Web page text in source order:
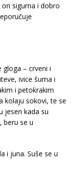
sigurna i dobro
gloga – crveni i
ivice šuma i
i petokrakim
kolaju sokovi, te se
jesen kada su
beru se u
i juna. Suše se u